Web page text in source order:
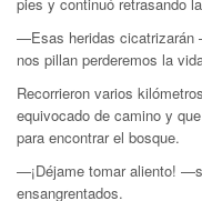
—Esas heridas
nos pillan perderemos la
Recorrieron varios
equivocado de camino y
para encontrar el bosque.
—¡Déjame tomar aliento!
ensangrentados.